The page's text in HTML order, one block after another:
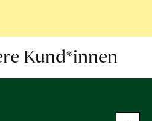
Kund*innen